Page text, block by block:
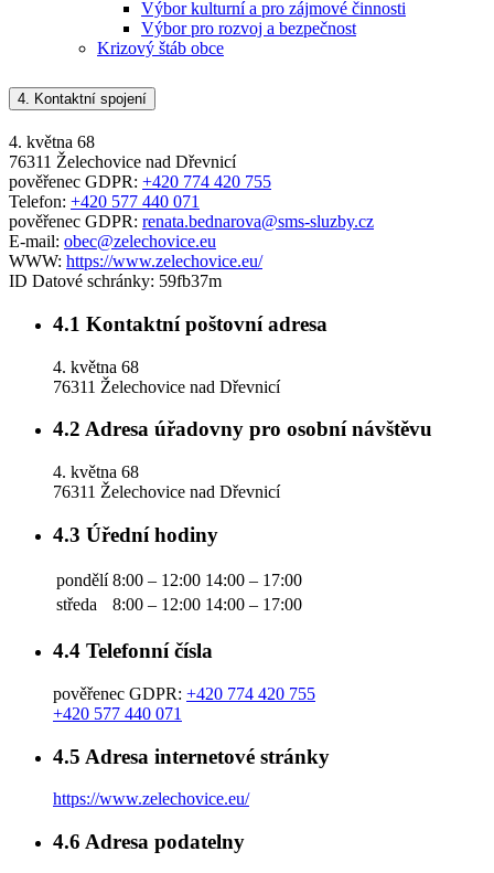
Výbor kulturní a pro zájmové činnosti
Výbor pro rozvoj a bezpečnost
Krizový štáb obce
4. Kontaktní spojení
4. května 68
76311 Želechovice nad Dřevnicí
pověřenec GDPR: +420 774 420 755
Telefon: +420 577 440 071
pověřenec GDPR: renata.bednarova@sms-sluzby.cz
E-mail: obec@zelechovice.eu
WWW: https://www.zelechovice.eu/
ID Datové schránky: 59fb37m
4.1 Kontaktní poštovní adresa
4. května 68
76311 Želechovice nad Dřevnicí
4.2 Adresa úřadovny pro osobní návštěvu
4. května 68
76311 Želechovice nad Dřevnicí
4.3 Úřední hodiny
pondělí 8:00 – 12:00 14:00 – 17:00
středa
8:00 – 12:00 14:00 – 17:00
4.4 Telefonní čísla
pověřenec GDPR: +420 774 420 755
+420 577 440 071
4.5 Adresa internetové stránky
https://www.zelechovice.eu/
4.6 Adresa podatelny